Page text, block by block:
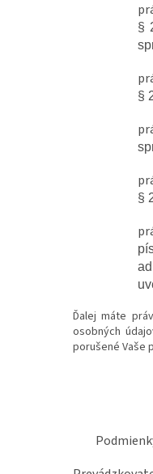
§
§
§
Ďalej máte
osobných
porušené Vaše